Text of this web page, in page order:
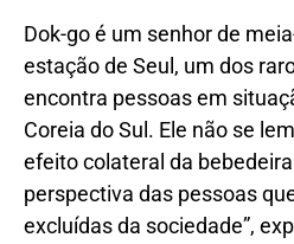
Dok-go é um senhor de
estação de Seul, um dos
encontra pessoas em
Coreia do Sul. Ele não se
efeito colateral da
perspectiva das pessoas
excluídas da sociedade”,